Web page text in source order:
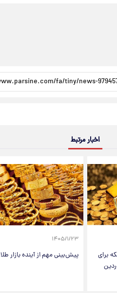
اخبار مرتبط
برای
۲۴ فروردین
۱۴۰۵/۱/۲۳
پیش‌بینی مهم از آینده بازار طلا